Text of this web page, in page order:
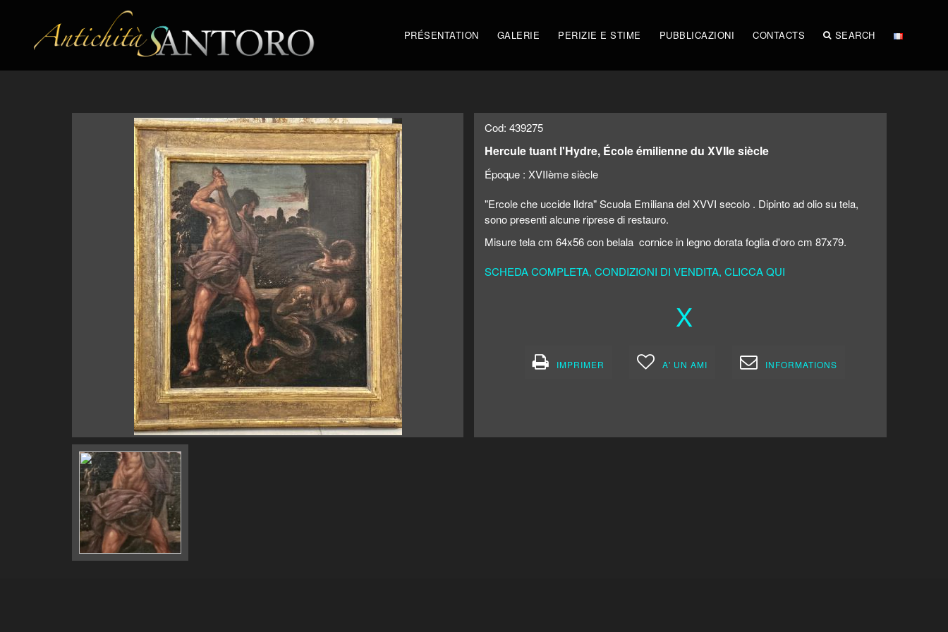
PRÉSENTATION GALERIE PERIZIE E STIME PUBBLICAZIONI CONTACTS SEARCH
Cod: 439275
Hercule tuant l'Hydre, École émilienne du XVIIe siècle
Époque : XVIIème siècle
"Ercole che uccide lIdra" Scuola Emiliana del XVVI secolo . Dipinto ad olio su tela,
sono presenti alcune riprese di restauro.
Misure tela cm 64x56 con belala cornice in legno dorata foglia d'oro cm 87x79.
SCHEDA COMPLETA, CONDIZIONI DI VENDITA, CLICCA QUI
X
IMPRIMER A' UN AMI INFORMATIONS